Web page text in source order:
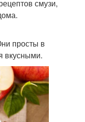
смузи,
просты в
вкусными.